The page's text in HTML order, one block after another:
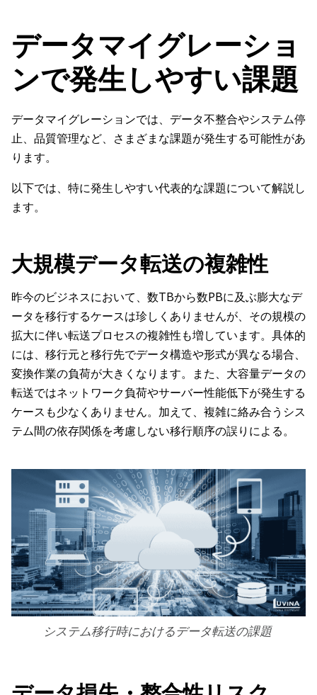
データマイグレーショ
ンで発生しやすい課題
データマイグレーションでは、データ不整合やシステム停
止、品質管理など、さまざまな課題が発生する可能性があ
ります。
以下では、特に発生しやすい代表的な課題について解説し
ます。
大規模データ転送の複雑性
昨今のビジネスにおいて、数TBから数PBに及ぶ膨大なデ
ータを移行するケースは珍しくありませんが、その規模の
拡大に伴い転送プロセスの複雑性も増しています。具体的
には、移行元と移行先でデータ構造や形式が異なる場合、
変換作業の負荷が大きくなります。また、大容量データの
転送ではネットワーク負荷やサーバー性能低下が発生する
ケースも少なくありません。加えて、複雑に絡み合うシス
テム間の依存関係を考慮しない移行順序の誤りによる。
システム移行時におけるデータ転送の課題